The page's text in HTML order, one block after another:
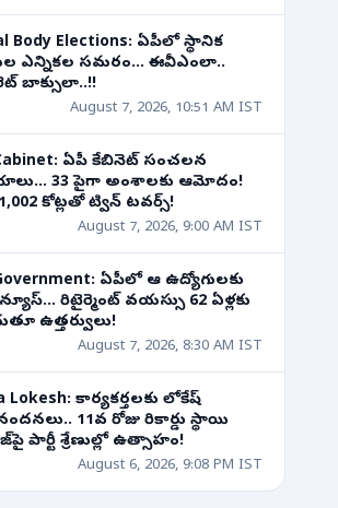
Body Elections: ఏపీలో స్థానిక
ఎన్నికల సమరం... ఈవీఎంలా..
బాక్సులా..!!
August 7, 2026, 10:51 AM IST
ఏపీ కేబినెట్ సంచలన
33 పైగా అంశాలకు ఆమోదం!
కోట్లతో ట్విన్ టవర్స్!
August 7, 2026, 9:00 AM IST
ఏపీలో ఆ ఉద్యోగులకు
రిటైర్మెంట్ వయస్సు 62 ఏళ్లకు
ఉత్తర్వులు!
August 7, 2026, 8:30 AM IST
Lokesh: కార్యకర్తలకు లోకేష్
11వ రోజు రికార్డు స్థాయి
పార్టీ శ్రేణుల్లో ఉత్సాహం!
August 6, 2026, 9:08 PM IST